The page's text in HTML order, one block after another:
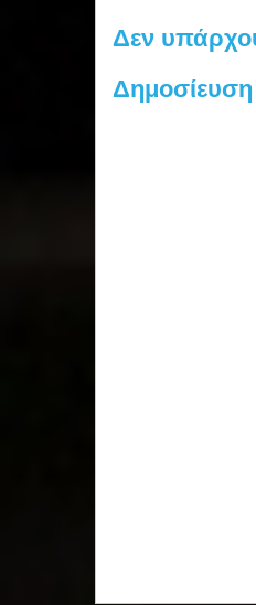
Δεν